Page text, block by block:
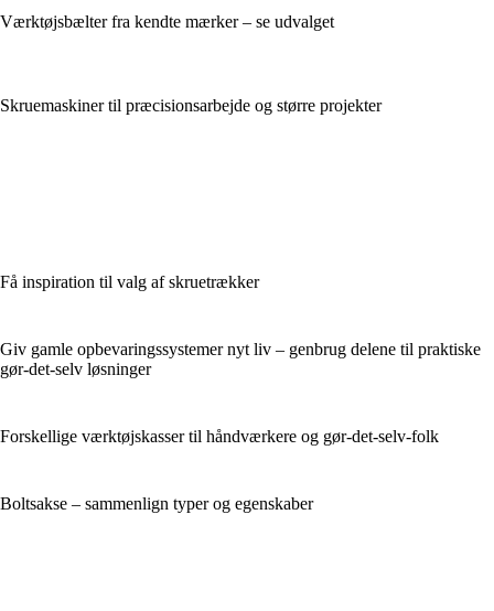
Værktøjsbælter fra kendte mærker – se udvalget
Skruemaskiner til præcisionsarbejde og større projekter
Få inspiration til valg af skruetrækker
Giv gamle opbevaringssystemer nyt liv – genbrug delene til praktiske
gør-det-selv løsninger
Forskellige værktøjskasser til håndværkere og gør-det-selv-folk
Boltsakse – sammenlign typer og egenskaber